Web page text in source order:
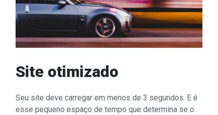
Site otimizado
Seu site deve carregar em menos de 3 segundos. E é
esse pequeno espaço de tempo que determina se o